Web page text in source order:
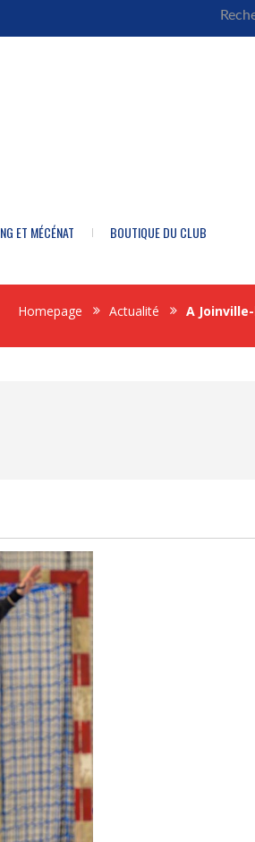
ET MÉCÉNAT BOUTIQUE DU CLUB
Homepage Actualité A